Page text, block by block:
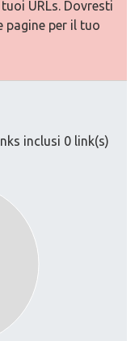
URLs. Dovresti
per il tuo
inclusi 0 link(s)